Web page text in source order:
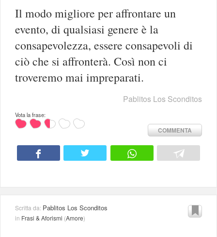
Il modo migliore per affrontare un
evento, di qualsiasi genere è la
consapevolezza, essere consapevoli di
ciò che si affronterà. Così non ci
troveremo mai impreparati.
Pablitos Los Sconditos
Vota la frase:
COMMENTA
Scritta da: Pablitos Los Sconditos
in Frasi & Aforismi (Amore)